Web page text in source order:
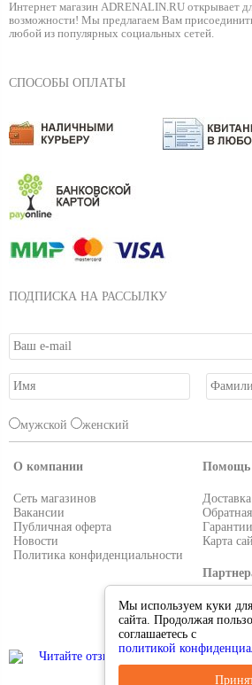
Интернет магазин ADRENALIN.RU открывает
возможности! Мы предлагаем Вам
любой из популярных социальных сетей.
СПОСОБЫ ОПЛАТЫ
ПОДПИСКА НА РАССЫЛКУ
мужской женский
О компании
Сеть магазинов
Вакансии
Публичная оферта
Новости
Политика конфиденциальности
Помощь
Карта
Условия
Мы используем куки
сайта. Продолжая
соглашаетесь с
политикой